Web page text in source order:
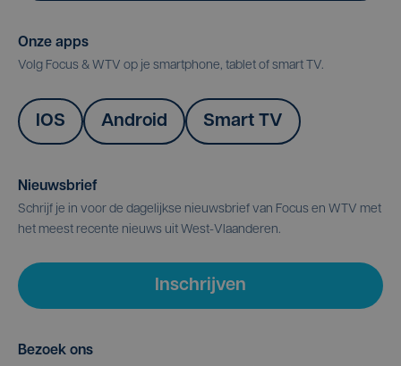
Onze apps
Volg Focus & WTV op je smartphone, tablet of smart TV.
IOS Android Smart TV
Nieuwsbrief
Schrijf je in voor de dagelijkse nieuwsbrief van Focus en WTV met
het meest recente nieuws uit West-Vlaanderen.
Inschrijven
Bezoek ons